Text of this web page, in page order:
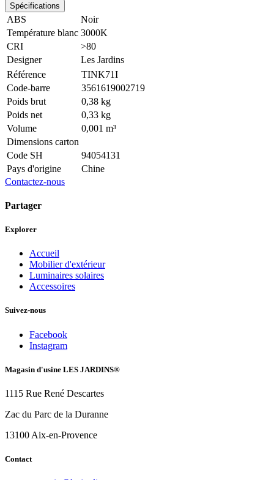
Spécifications
ABS
Noir
Température blanc 3000K
CRI
>80
Designer
Les Jardins
Référence
TINK71I
Code-barre
3561619002719
Poids brut
0,38 kg
Poids net
0,33 kg
Volume
0,001 m³
Dimensions carton
Code SH
94054131
Pays d'origine
Chine
Contactez-nous
Partager
Explorer
Accueil
Mobilier d'extérieur
Luminaires solaires
Accessoires
Suivez-nous
Facebook
Instagram
Magasin d'usine LES JARDINS®
1115 Rue René Descartes
Zac du Parc de la Duranne
13100 Aix-en-Provence
Contact